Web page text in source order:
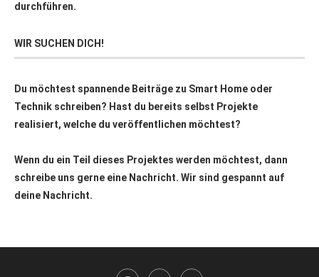
durchführen.
WIR SUCHEN DICH!
Du möchtest spannende Beiträge zu Smart Home oder
Technik schreiben? Hast du bereits selbst Projekte
realisiert, welche du veröffentlichen möchtest?
Wenn du ein Teil dieses Projektes werden möchtest, dann
schreibe uns gerne eine Nachricht. Wir sind gespannt auf
deine Nachricht.